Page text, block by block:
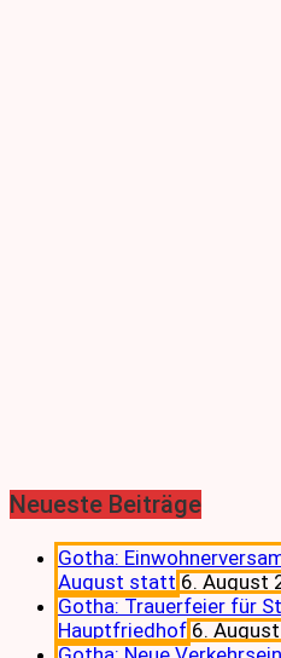
Neueste Beiträge
Gotha:
August statt 6. August
Gotha: Trauerfeier für
Hauptfriedhof 6.